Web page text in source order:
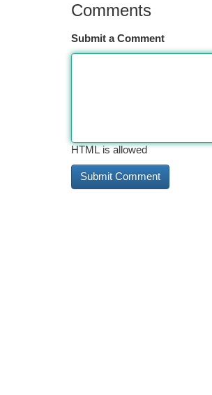
Comments
Submit a Comment
HTML is allowed